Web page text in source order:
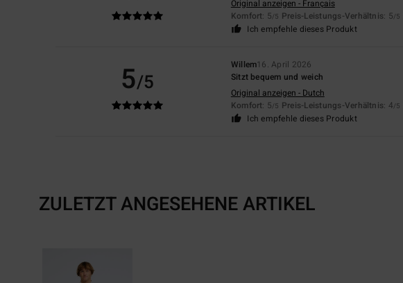
Original anzeigen - Français
Komfort: 5/5 Preis-Leistungs-Verhältnis: 5/5
Ich empfehle dieses Produkt
5/5
Willem16. April 2026
Sitzt bequem und weich
Original anzeigen - Dutch
Komfort: 5/5 Preis-Leistungs-Verhältnis: 4/5
Ich empfehle dieses Produkt
ZULETZT ANGESEHENE ARTIKEL